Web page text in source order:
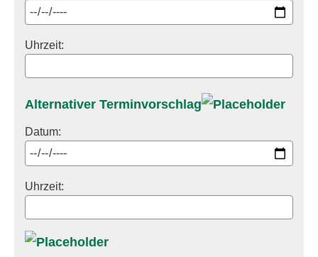
Uhrzeit:
Alternativer Terminvorschlag
Datum:
Uhrzeit: